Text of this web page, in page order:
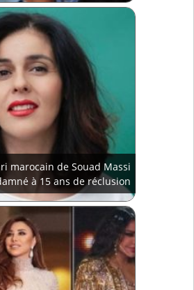
marocain de Souad Massi
à 15 ans de réclusion